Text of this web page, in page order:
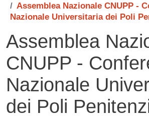
Assemblea Nazionale CNUPP -
Nazionale Universitaria dei Poli
Assemblea
CNUPP -
Nazionale
dei Poli